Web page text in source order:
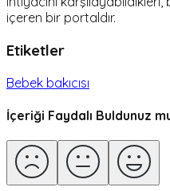
içeren bir portaldır.
Etiketler
Bebek bakıcısı
İçeriği Faydalı Buldunuz